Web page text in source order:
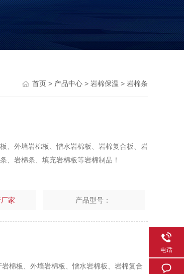
首页 > 产品中心 > 岩棉保温 > 岩棉条
板、外墙岩棉板、憎水岩棉板、岩棉复合板、岩
条、填充岩棉板等岩棉制品！
家 产品型号：
、外墙岩棉板、憎水岩棉板、岩棉复合
电话